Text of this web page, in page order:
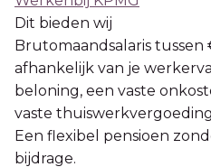
Dit bieden wij
Brutomaandsalaris tussen
afhankelijk van je
beloning, een vaste
vaste
Een flexibel pensioen
bijdrage.